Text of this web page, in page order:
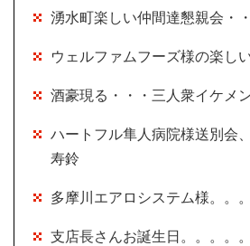
湧水町楽しい仲間達懇親会・
ウェルファムフーズ様の楽し
酒豪現る・・・三人衆イケメ
ハートフル隼人病院様送別会
寿鈴
多摩川エアロシステム様。。
支店長さんお誕生日。。。。